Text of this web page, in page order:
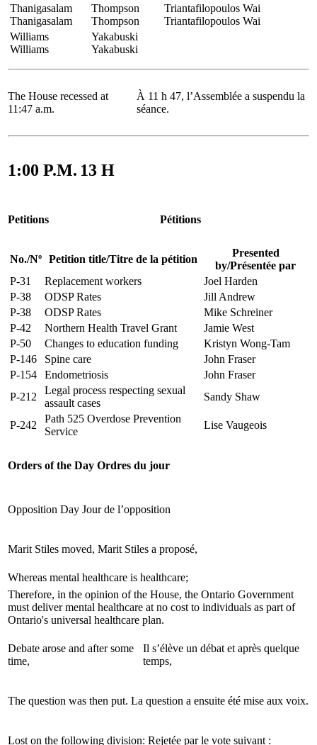
Thanigasalam
Thanigasalam
Thompson
Thompson
Triantafilopoulos
Triantafilopoulos
Wai
Wai
Williams
Williams
Yakabuski
Yakabuski
The House recessed at
11:47 a.m.
À 11 h 47, l’Assemblée a suspendu la
séance.
1:00 P.M. 13 H
Petitions Pétitions
No./Nº Petition title/Titre de la pétition
Presented
by/Présentée par
P-31
Replacement workers
Joel Harden
P-38
ODSP Rates
Jill Andrew
P-38
ODSP Rates
Mike Schreiner
P-42
Northern Health Travel Grant
Jamie West
P-50
Changes to education funding
Kristyn Wong-Tam
P-146
Spine care
John Fraser
P-154
Endometriosis
John Fraser
P-212
Legal process respecting sexual
assault cases
Sandy Shaw
P-242
Path 525 Overdose Prevention
Service
Lise Vaugeois
Orders of the Day Ordres du jour
Opposition Day Jour de l’opposition
Marit Stiles moved, Marit Stiles a proposé,
Whereas mental healthcare is healthcare;
Therefore, in the opinion of the House, the Ontario Government
must deliver mental healthcare at no cost to individuals as part of
Ontario's universal healthcare plan.
Debate arose and after some
time,
Il s’élève un débat et après quelque
temps,
The question was then put. La question a ensuite été mise aux voix.
Lost on the following division: Rejetée par le vote suivant :